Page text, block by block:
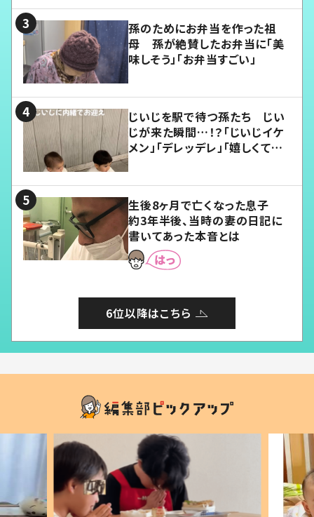
孫のためにお弁当を作った祖
母 孫が絶賛したお弁当に「美
味しそう」「お弁当すごい」
じいじを駅で待つ孫たち じい
じが来た瞬間…！？「じいじイケ
メン」「デレッデレ」「嬉しくて可
生後8ヶ月で亡くなった息子
約3年半後、当時の妻の日記に
書いてあった本音とは
6位以降はこちら